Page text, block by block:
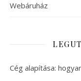
Webáruház
Cég alapítása: